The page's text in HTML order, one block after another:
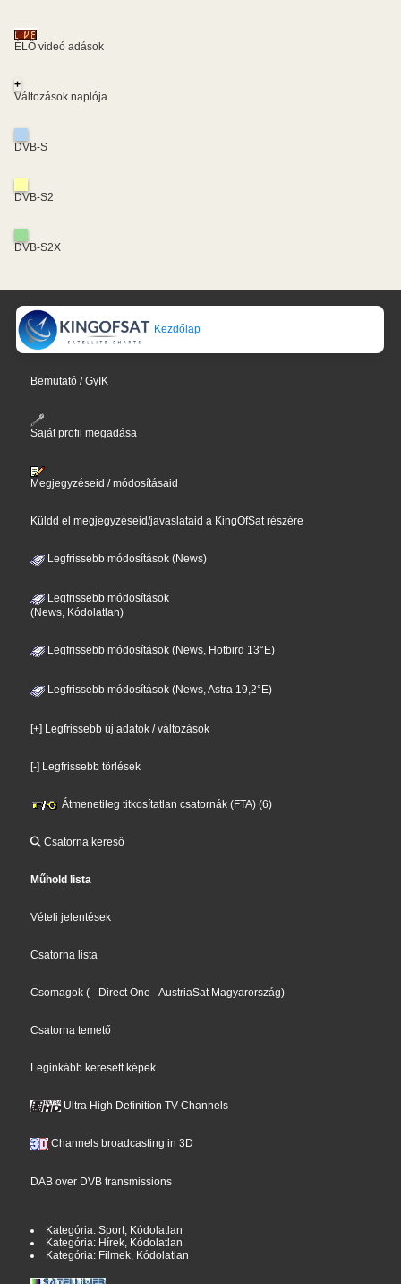
ÉLŐ videó adások
+
Változások naplója
DVB-S
DVB-S2
DVB-S2X
Kezdőlap
Bemutató / GyIK
Saját profil megadása
Megjegyzéseid / módosításaid
Küldd el megjegyzéseid/javaslataid a KingOfSat részére
Legfrissebb módosítások (News)
Legfrissebb módosítások
(News, Kódolatlan)
Legfrissebb módosítások (News, Hotbird 13°E)
Legfrissebb módosítások (News, Astra 19,2°E)
[+] Legfrissebb új adatok / változások
[-] Legfrissebb törlések
Átmenetileg titkosítatlan csatornák (FTA) (6)
Csatorna kereső
Műhold lista
Vételi jelentések
Csatorna lista
Csomagok (- Direct One - AustriaSat Magyarország)
Csatorna temető
Leginkább keresett képek
Ultra High Definition TV Channels
Channels broadcasting in 3D
DAB over DVB transmissions
Kategória: Sport, Kódolatlan
Kategória: Hírek, Kódolatlan
Kategória: Filmek, Kódolatlan